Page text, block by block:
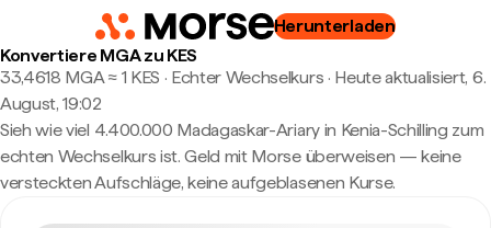
Herunterladen
Konvertiere MGA zu KES
33,4618 MGA ≈ 1 KES · Echter Wechselkurs · Heute aktualisiert, 6.
August, 19:02
Sieh wie viel 4.400.000 Madagaskar-Ariary in Kenia-Schilling zum
echten Wechselkurs ist. Geld mit Morse überweisen — keine
versteckten Aufschläge, keine aufgeblasenen Kurse.